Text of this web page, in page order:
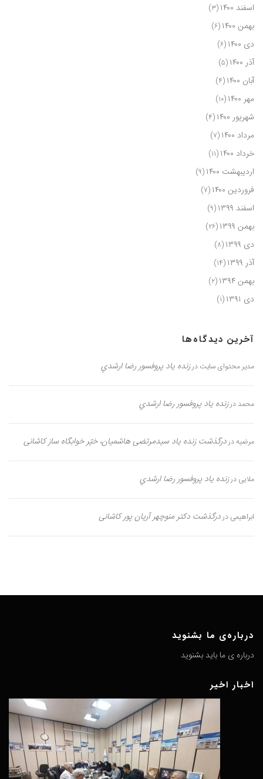
اسفند ۱۴۰۰ (۳)
بهمن ۱۴۰۰ (۶)
دی ۱۴۰۰ (۶)
آذر ۱۴۰۰ (۵)
آبان ۱۴۰۰ (۴)
مهر ۱۴۰۰ (۱۰)
شهریور ۱۴۰۰ (۴)
مرداد ۱۴۰۰ (۷)
خرداد ۱۴۰۰ (۱۱)
اردیبهشت ۱۴۰۰ (۹)
فروردین ۱۴۰۰ (۷)
اسفند ۱۳۹۹ (۹)
بهمن ۱۳۹۹ (۲۶)
دی ۱۳۹۹ (۸)
آذر ۱۳۹۹ (۱۴)
بهمن ۱۳۹۴ (۲)
دی ۱۳۹۱ (۱)
آخرین دیدگاه‌ها
مدیر محتوای سایت درزنده یاد پروفسور رضا ارشدي
محمد درزنده یاد پروفسور رضا ارشدي
مرضیه در درگذشت زنده یاد سیدمرتضی هاشمیان، خیّر خوابگاه ساز کاشانی
ملایی درزنده یاد پروفسور رضا ارشدي
ابراهیمی در درگذشت دکتر منوچهر آریان پور کاشانی
درباره‌ی ما بشنوید
درباره ی ما باید بشنوید
اخبار اخیر